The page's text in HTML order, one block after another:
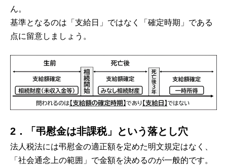
ん。
基準となるのは「支給日」ではなく「確定時期」である
点に留意しましょう。
2．「弔慰金は非課税」という落とし穴
法人税法には弔慰金の適正額を定めた明文規定はなく、
「社会通念上の範囲」で金額を決めるのが一般的です。